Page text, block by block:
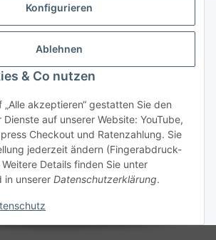
Konfigurieren
Ablehnen
& Co nutzen
„Alle akzeptieren“ gestatten Sie den
auf unserer Website: YouTube,
Checkout und Ratenzahlung. Sie
jederzeit ändern (Fingerabdruck-
Details finden Sie unter
in unserer Datenschutzerklärung.
Vertrag widerrufen
USt., zzgl.